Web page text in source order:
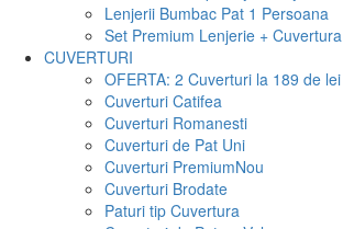
Lenjerii Bumbac Pat 1 Persoana
Set Premium Lenjerie + Cuvertura
CUVERTURI
OFERTA: 2 Cuverturi la 189 de lei
Cuverturi Catifea
Cuverturi Romanesti
Cuverturi de Pat Uni
Cuverturi PremiumNou
Cuverturi Brodate
Paturi tip Cuvertura